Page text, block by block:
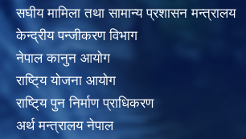
स‌घीय मामिला तथा सामान्य प्रशासन मन्त्रालय
केन्द्रीय पन्जीकरण विभाग
नेपाल कानुन आयाेग
राष्टि्य याेजना आयाेग
राष्टि्य पुन निर्माण प्राधिकरण
अर्थ मन्त्रालय नेपाल